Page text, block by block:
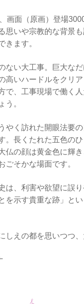
画面（原画）登場
思いや宗教的な背景
きます。
ない大工事。巨大な
高いハードルをクリ
、工事現場で働く
う。
やく訪れた開眼法要
。長くたれた五色の
仏の顔は黄金色に輝
ごそかな場面です。
は、利害や欲望に誤
を示す貴重な跡」と
しえの都を思いつつ